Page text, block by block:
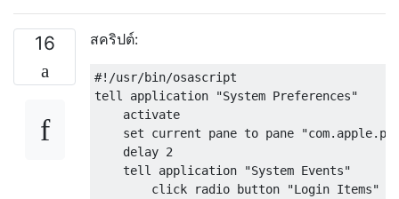
16 สคริปต์:
#!/usr/bin/osascript
tell application
"System Preferences"
    activate
set current pane to pane
    delay
2
    tell application
"System Events"
        click radio button
"Login Items"